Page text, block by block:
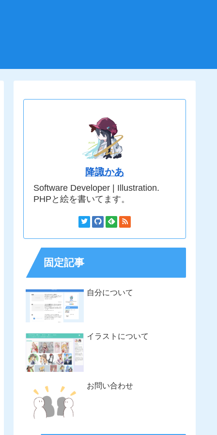
降諏かあ
Software Developer | Illustration.
PHPと絵を書いてます。
固定記事
自分について
イラストについて
お問い合わせ